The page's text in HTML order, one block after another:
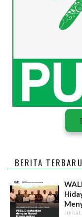
BERITA TERBARU